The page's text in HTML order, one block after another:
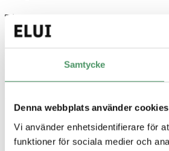
Samtycke
Denna webbplats använder cookies
Vi använder enhetsidentifierare för
funktioner för sociala medier och
Tjänster
Källsorterat avlopp
Enskilt avlopp
Minireningsverk guide
Slamavskiljare